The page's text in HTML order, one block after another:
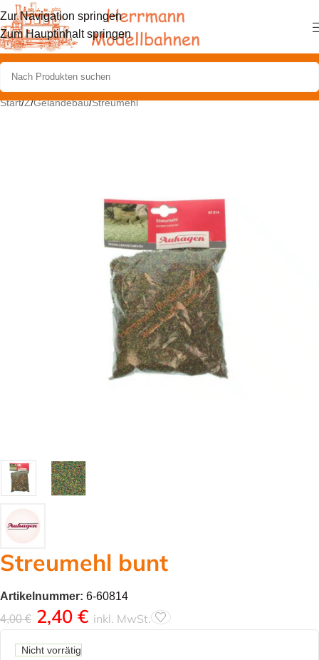
Zur Navigation springen
Zum Hauptinhalt springen
Start/Z/Geländebau/Streumehl
Streumehl bunt
Artikelnummer: 6-60814
4,00€ 2,40 € inkl. MwSt.
Nicht vorrätig